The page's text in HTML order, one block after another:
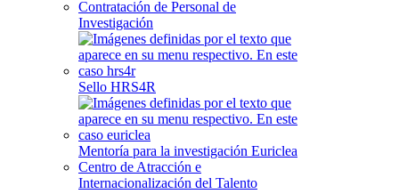
Contratación de Personal de
Investigación
Sello HRS4R
Mentoría para la investigación Euriclea
Centro de Atracción e
Internacionalización del Talento